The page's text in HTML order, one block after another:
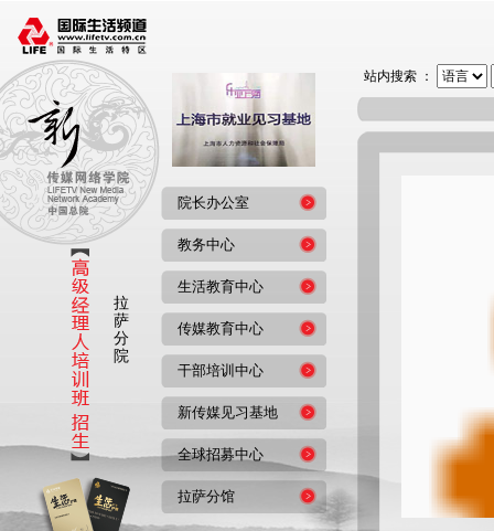
站内搜索 ：
拉
萨
分
院
院长办公室
教务中心
生活教育中心
传媒教育中心
干部培训中心
新传媒见习基地
全球招募中心
拉萨分馆